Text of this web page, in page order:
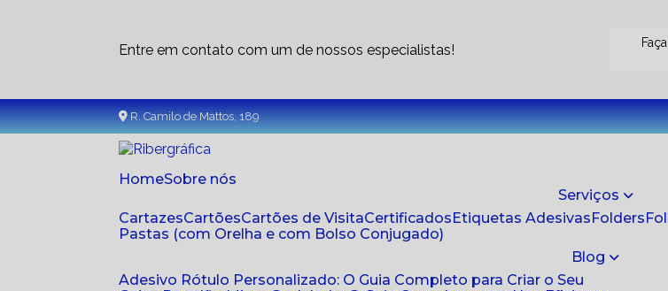
Entre em contato com um de nossos especialistas!
R. Camilo de Mattos, 189
Home Sobre nós
Serviços
Cartazes
Cartões Cartões de Visita Certificados Etiquetas Adesivas Folders
Pastas (com Orelha e com Bolso Conjugado)
Blog
Adesivo Rótulo Personalizado: O Guia Completo para Criar o Seu